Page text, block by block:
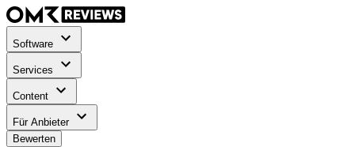
Software
Services
Content
Für Anbieter
Bewerten